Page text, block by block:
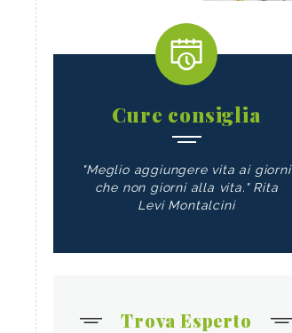
Cure consiglia
"Meglio aggiungere vita ai giorni
che non giorni alla vita." Rita
Levi Montalcini
Trova Esperto